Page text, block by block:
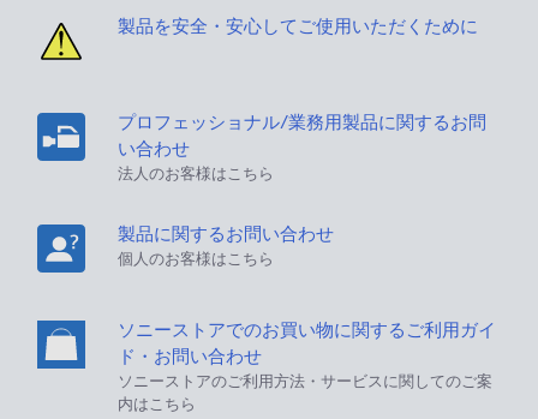
製品を安全・安心してご使用いただくために
プロフェッショナル/業務用製品に関するお問
い合わせ
法人のお客様はこちら
製品に関するお問い合わせ
個人のお客様はこちら
ソニーストアでのお買い物に関するご利用ガイ
ド・お問い合わせ
ソニーストアのご利用方法・サービスに関してのご案
内はこちら